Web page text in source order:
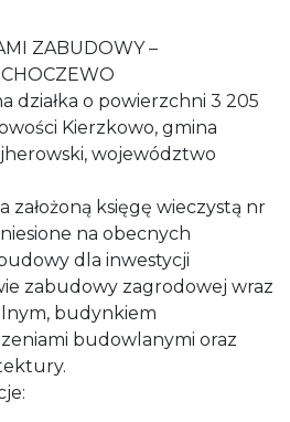
ZABUDOWY –
działka o powierzchni 3 205
Kierzkowo, gmina
województwo
założoną księgę wieczystą nr
na obecnych
dla inwestycji
zabudowy zagrodowej wraz
budynkiem
budowlanymi oraz